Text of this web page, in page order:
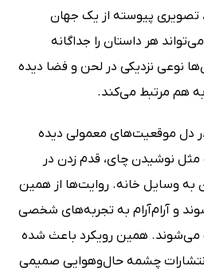
تصویری پیوسته از یک جهان
هر داستان را جداگانه
نوعی نزدیکی در لحن و فضا دیده
هم مرتبط می‌کند.
موقعیت‌های معمولی دیده
نوشیدن چای، قدم زدن در
به وسایل خانه. روایت‌ها از همین
و آرام‌آرام به تجربه‌های شخصی
همین رویکرد باعث شده
چشمه حال‌وهوایی صمیمی